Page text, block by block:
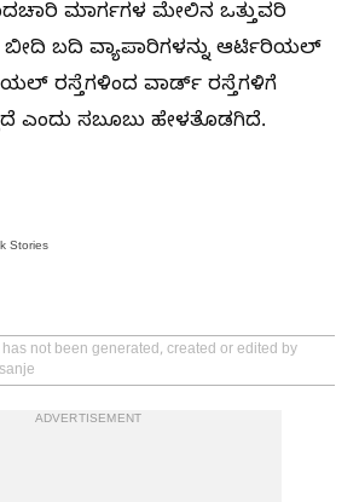
ಮಾರ್ಗಗಳ ಮೇಲಿನ ಒತ್ತುವರಿ
ಬದಿ ವ್ಯಾಪಾರಿಗಳನ್ನು ಆರ್ಟಿರಿಯಲ್‌
ರಸ್ತೆಗಳಿಂದ ವಾರ್ಡ್‌ ರಸ್ತೆಗಳಿಗೆ
ಎಂದು ಸಬೂಬು ಹೇಳತೊಡಗಿದೆ.
Stories
has not been generated, created or edited by
ADVERTISEMENT